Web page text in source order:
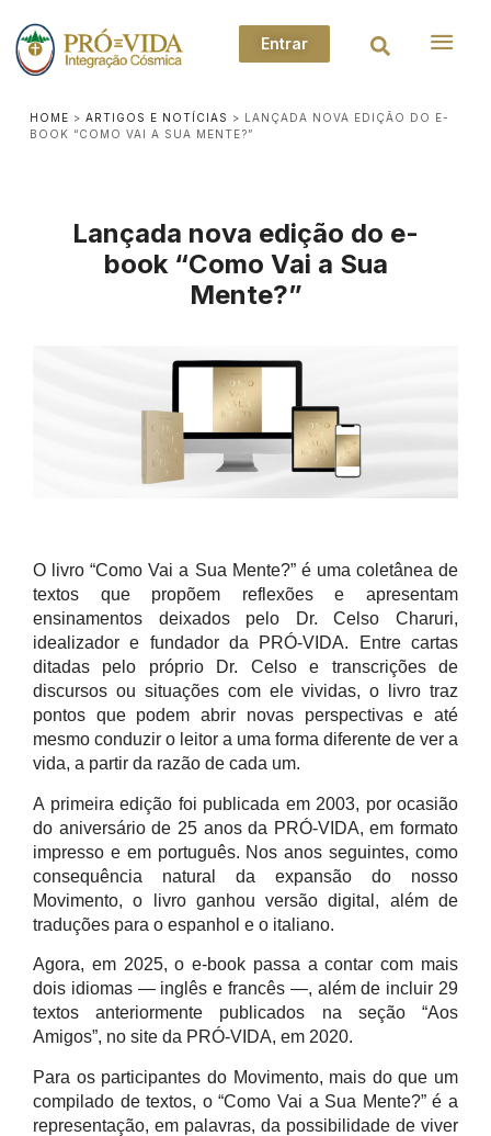
Entrar
HOME >ARTIGOS E NOTÍCIAS > LANÇADA NOVA EDIÇÃO DO E-
BOOK “COMO VAI A SUA MENTE?”
Lançada nova edição do e-
book “Como Vai a Sua
Mente?”
O livro “Como Vai a Sua Mente?” é uma coletânea de
textos que propõem reflexões e apresentam
ensinamentos deixados pelo Dr. Celso Charuri,
idealizador e fundador da PRÓ-VIDA. Entre cartas
ditadas pelo próprio Dr. Celso e transcrições de
discursos ou situações com ele vividas, o livro traz
pontos que podem abrir novas perspectivas e até
mesmo conduzir o leitor a uma forma diferente de ver a
vida, a partir da razão de cada um.
A primeira edição foi publicada em 2003, por ocasião
do aniversário de 25 anos da PRÓ-VIDA, em formato
impresso e em português. Nos anos seguintes, como
consequência natural da expansão do nosso
Movimento, o livro ganhou versão digital, além de
traduções para o espanhol e o italiano.
Agora, em 2025, o e-book passa a contar com mais
dois idiomas — inglês e francês —, além de incluir 29
textos anteriormente publicados na seção “Aos
Amigos”, no site da PRÓ-VIDA, em 2020.
Para os participantes do Movimento, mais do que um
compilado de textos, o “Como Vai a Sua Mente?” é a
representação, em palavras, da possibilidade de viver